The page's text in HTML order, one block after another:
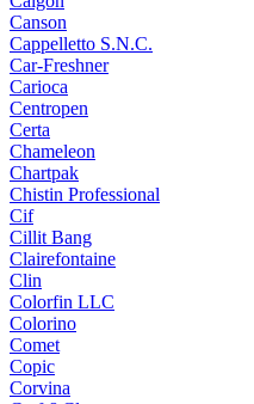
Canson
Cappelletto S.N.C.
Car-Freshner
Carioca
Centropen
Certa
Chameleon
Chartpak
Chistin Professional
Cif
Cillit Bang
Clairefontaine
Clin
Colorfin LLC
Colorino
Comet
Copic
Corvina